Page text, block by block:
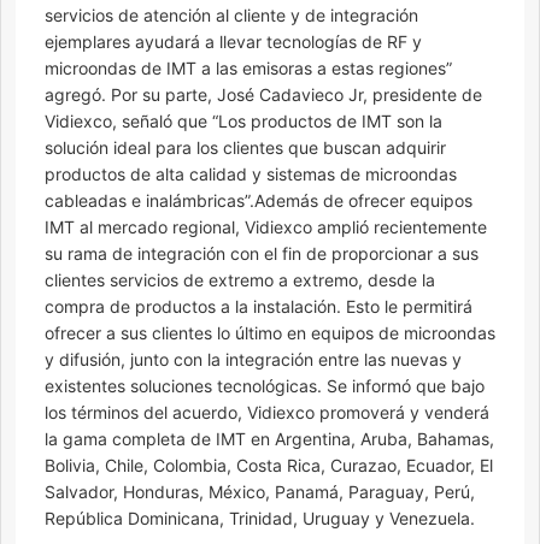
servicios de atención al cliente y de integración
ejemplares ayudará a llevar tecnologías de RF y
microondas de IMT a las emisoras a estas regiones”
agregó. Por su parte, José Cadavieco Jr, presidente de
Vidiexco, señaló que “Los productos de IMT son la
solución ideal para los clientes que buscan adquirir
productos de alta calidad y sistemas de microondas
cableadas e inalámbricas”.Además de ofrecer equipos
IMT al mercado regional, Vidiexco amplió recientemente
su rama de integración con el fin de proporcionar a sus
clientes servicios de extremo a extremo, desde la
compra de productos a la instalación. Esto le permitirá
ofrecer a sus clientes lo último en equipos de microondas
y difusión, junto con la integración entre las nuevas y
existentes soluciones tecnológicas. Se informó que bajo
los términos del acuerdo, Vidiexco promoverá y venderá
la gama completa de IMT en Argentina, Aruba, Bahamas,
Bolivia, Chile, Colombia, Costa Rica, Curazao, Ecuador, El
Salvador, Honduras, México, Panamá, Paraguay, Perú,
República Dominicana, Trinidad, Uruguay y Venezuela.